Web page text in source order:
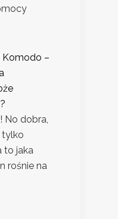
Komodo –
No dobra,
tylko
to jaka
rośnie na